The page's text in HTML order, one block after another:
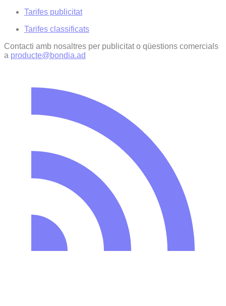
Tarifes publicitat
Tarifes classificats
Contacti amb nosaltres per publicitat o qüestions comercials
a producte@bondia.ad